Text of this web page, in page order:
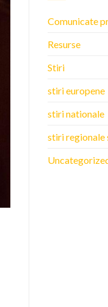
Comunicate
Resurse
Stiri
stiri europene
stiri nationale
stiri regionale